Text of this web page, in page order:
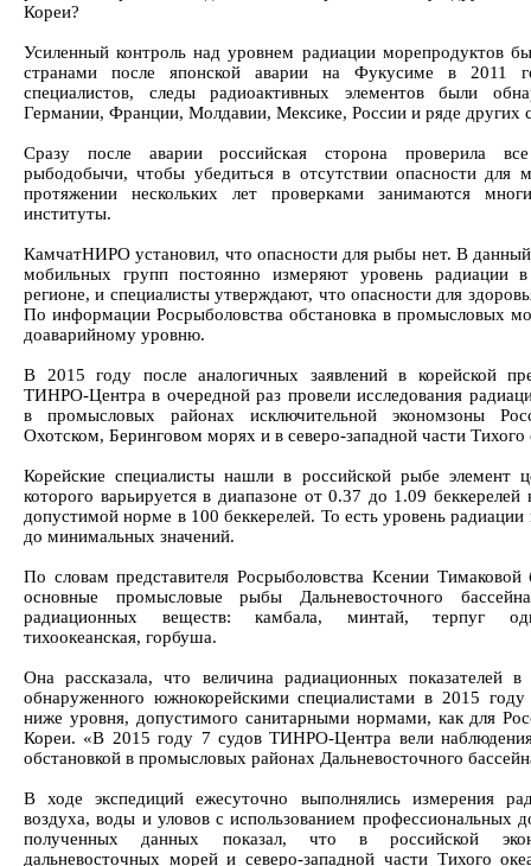
Кореи?
Усиленный контроль над уровнем радиации морепродуктов
странами после японской аварии на Фукусиме в 2011
специалистов, следы радиоактивных элементов были
Германии, Франции, Молдавии, Мексике, России и ряде других
Сразу после аварии российская сторона проверила
рыбодобычи, чтобы убедиться в отсутствии опасности для
протяжении нескольких лет проверками занимаются
институты.
КамчатНИРО установил, что опасности для рыбы нет. В
мобильных групп постоянно измеряют уровень радиации в
регионе, и специалисты утверждают, что опасности для
По информации Росрыболовства обстановка в промысловых
доаварийному уровню.
В 2015 году после аналогичных заявлений в корейской
ТИНРО-Центра в очередной раз провели исследования
в промысловых районах исключительной экономзоны
Охотском, Беринговом морях и в северо-западной части Тихого
Корейские специалисты нашли в российской рыбе элемент
которого варьируется в диапазоне от 0.37 до 1.09
допустимой норме в 100 беккерелей. То есть уровень радиации
до минимальных значений.
По словам представителя Росрыболовства Ксении Тимаковой
основные промысловые рыбы Дальневосточного
радиационных веществ: камбала, минтай, терпуг
тихоокеанская, горбуша.
Она рассказала, что величина радиационных показателей
обнаруженного южнокорейскими специалистами в 2015 году
ниже уровня, допустимого санитарными нормами, как для
Кореи. «В 2015 году 7 судов ТИНРО-Центра вели
обстановкой в промысловых районах Дальневосточного
В ходе экспедиций ежесуточно выполнялись измерения
воздуха, воды и уловов с использованием профессиональных
полученных данных показал, что в российской
дальневосточных морей и северо-западной части Тихого